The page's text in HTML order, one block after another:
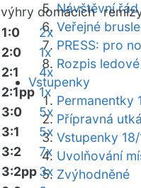
Návštěvní řád
Veřejné
PRESS: pro
Rozpis
Vstupenky
Permanentky
Přípravná
Vstupenky 18/
Uvolňování
Zvýhodněné
výhry domácích
1:0
2x
2:0
1x
2:1
4x
2:1pp 1x
3:0
5x
3:1
5x
3:2
7x
3:2pp3x